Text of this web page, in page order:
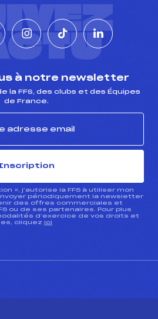
à notre newsletter
la FFS, des clubs et des Équipes
de France.
», j’autorise la FFS à utiliser mon
périodiquement la newsletter
des offres commerciales et
ou de ses partenaires. Pour plus
d’exercice de vos droits et
cliquez ici